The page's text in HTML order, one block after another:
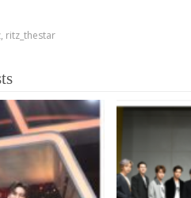
, ritz_thestar